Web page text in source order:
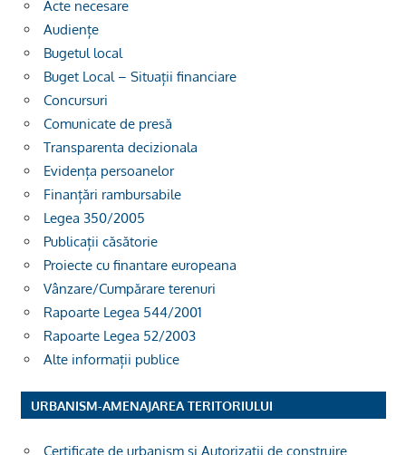
Acte necesare
Audiențe
Bugetul local
Buget Local – Situații financiare
Concursuri
Comunicate de presă
Transparenta decizionala
Evidența persoanelor
Finanțări rambursabile
Legea 350/2005
Publicații căsătorie
Proiecte cu finantare europeana
Vânzare/Cumpărare terenuri
Rapoarte Legea 544/2001
Rapoarte Legea 52/2003
Alte informații publice
URBANISM-AMENAJAREA TERITORIULUI
Certificate de urbanism și Autorizații de construire